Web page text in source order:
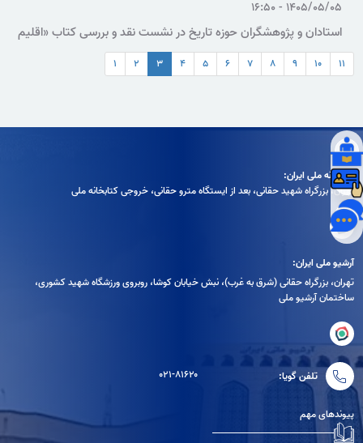
۱۴۰۵/۰۵/۰۵ - ۱۶:۵۰
استادان و پژوهشگران حوزه تاریخ در نشست نقد و بررسی کتاب «اقلیم
مورخان؛ مهارت‌های تاریخ‌ورزی علمی»، ضمن تأکید بر ضرورت بازنگری در
آموزش دانشگاهی تاریخ، ظرفیت‌های آموزشی و کاستی‌های این اثر را در
۱ ۲ ۳ ۴ ۵ ۶ ۷ ۸ ۹ ۱۰ ۱۱
کتابخانه ملی ایران:
تهران، بزرگراه شهيد حقانی، بعد از ايستگاه مترو حقانی، خروجی كتابخانه ملی
آرشیو ملی ایران:
تهران، بزرگراه حقانی (شرق به غرب)، نبش خیابان کوشا، روبروی ورزشگاه شهید کشوری،
ساختمان آرشیو ملی
تلفن گویا: ۰۲۱-۸۱۶۲۰
پیوندهای مهم